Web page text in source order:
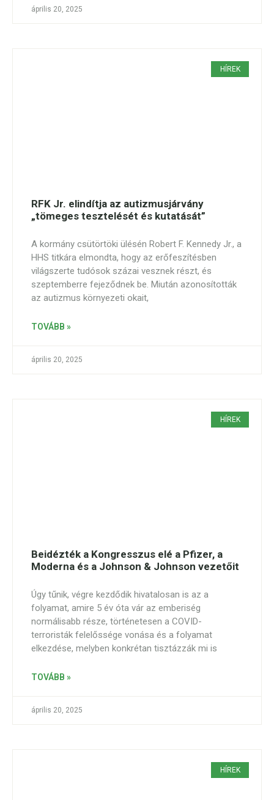
április 20, 2025
HÍREK
RFK Jr. elindítja az autizmusjárvány
„tömeges tesztelését és kutatását”
A kormány csütörtöki ülésén Robert F. Kennedy Jr., a
HHS titkára elmondta, hogy az erőfeszítésben
világszerte tudósok százai vesznek részt, és
szeptemberre fejeződnek be. Miután azonosították
az autizmus környezeti okait,
TOVÁBB »
április 20, 2025
HÍREK
Beidézték a Kongresszus elé a Pfizer, a
Moderna és a Johnson & Johnson vezetőit
Úgy tűnik, végre kezdődik hivatalosan is az a
folyamat, amire 5 év óta vár az emberiség
normálisabb része, történetesen a COVID-
terroristák felelőssége vonása és a folyamat
elkezdése, melyben konkrétan tisztázzák mi is
TOVÁBB »
április 20, 2025
HÍREK